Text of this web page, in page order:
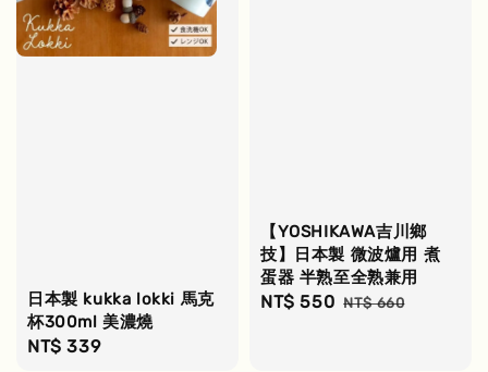
日本製 kukka lokki 馬克
杯300ml 美濃燒
Regular
NT$ 339
【YOSHIKAWA吉川鄉
技】日本製 微波爐用 煮
蛋器 半熟至全熟兼用
Sale
NT$ 550 Regular
NT$ 660